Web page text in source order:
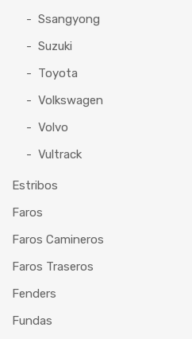
Ssangyong
Suzuki
Toyota
Volkswagen
Volvo
Vultrack
Estribos
Faros
Faros Camineros
Faros Traseros
Fenders
Fundas